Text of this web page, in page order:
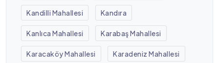
Kandilli Mahallesi Kandıra
Kanlıca Mahallesi Karabaş Mahallesi
Karacaköy Mahallesi Karadeniz Mahallesi